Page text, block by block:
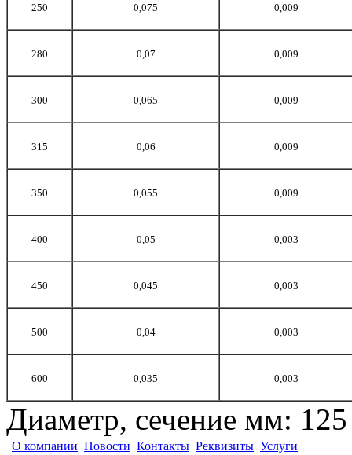
250 0,075 0,009
280 0,07 0,009
300 0,065 0,009
315 0,06 0,009
350 0,055 0,009
400 0,05 0,003
450 0,045 0,003
500 0,04 0,003
600 0,035 0,003
Диаметр, сечение мм: 125
О компании Новости Контакты Реквизиты Услуги